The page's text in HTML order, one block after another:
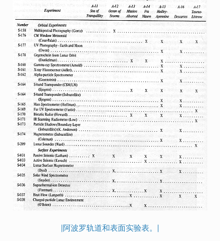
|阿波罗轨道和表面实验表。|